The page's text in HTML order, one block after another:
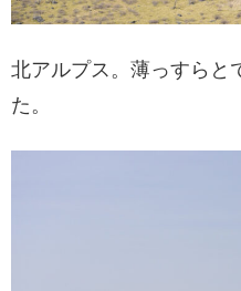
北アルプス。薄っすらと
た。